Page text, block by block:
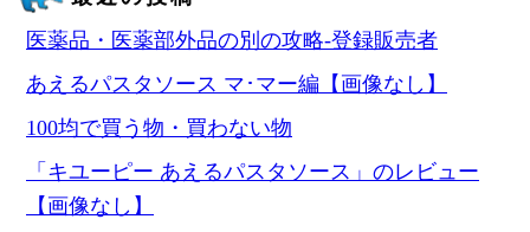
医薬品・医薬部外品の別の攻略‐登録販売者
あえるパスタソース マ･マー編【画像なし】
100均で買う物・買わない物
「キユーピー あえるパスタソース」のレビュー
【画像なし】